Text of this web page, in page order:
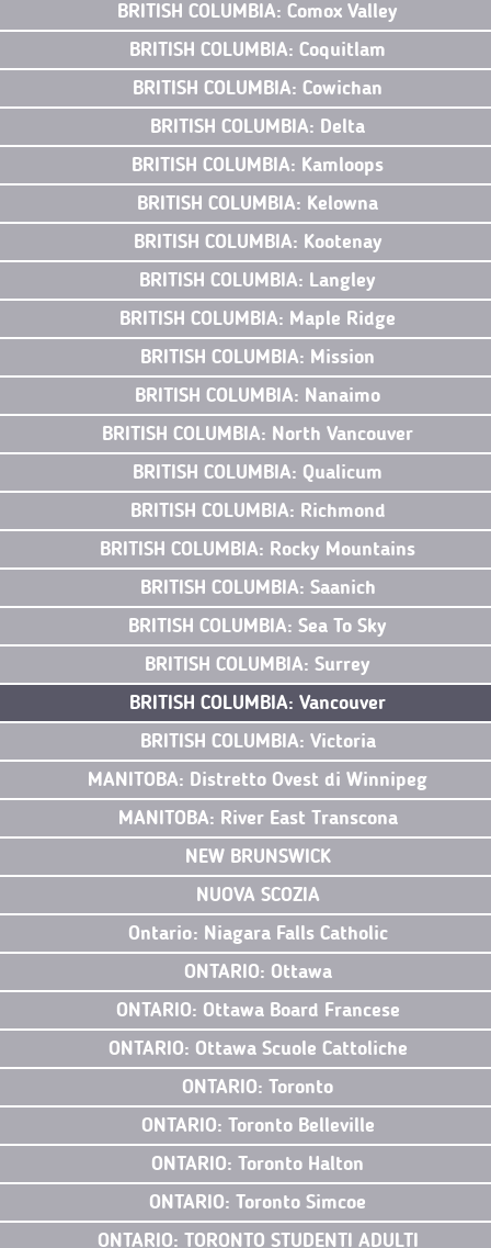
BRITISH COLUMBIA: Comox Valley
BRITISH COLUMBIA: Coquitlam
BRITISH COLUMBIA: Cowichan
BRITISH COLUMBIA: Delta
BRITISH COLUMBIA: Kamloops
BRITISH COLUMBIA: Kelowna
BRITISH COLUMBIA: Kootenay
BRITISH COLUMBIA: Langley
BRITISH COLUMBIA: Maple Ridge
BRITISH COLUMBIA: Mission
BRITISH COLUMBIA: Nanaimo
BRITISH COLUMBIA: North Vancouver
BRITISH COLUMBIA: Qualicum
BRITISH COLUMBIA: Richmond
BRITISH COLUMBIA: Rocky Mountains
BRITISH COLUMBIA: Saanich
BRITISH COLUMBIA: Sea To Sky
BRITISH COLUMBIA: Surrey
BRITISH COLUMBIA: Vancouver
BRITISH COLUMBIA: Victoria
MANITOBA: Distretto Ovest di Winnipeg
MANITOBA: River East Transcona
NEW BRUNSWICK
NUOVA SCOZIA
Ontario: Niagara Falls Catholic
ONTARIO: Ottawa
ONTARIO: Ottawa Board Francese
ONTARIO: Ottawa Scuole Cattoliche
ONTARIO: Toronto
ONTARIO: Toronto Belleville
ONTARIO: Toronto Halton
ONTARIO: Toronto Simcoe
ONTARIO: TORONTO STUDENTI ADULTI